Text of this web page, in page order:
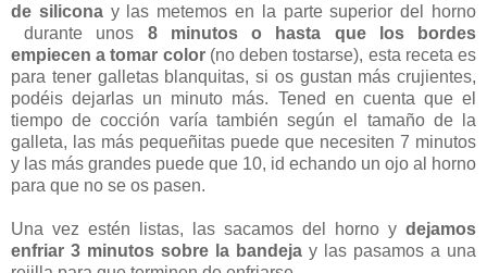
de siliconay las metemos en la parte superior del horno
durante unos 8 minutos o hasta que los bordes
empiecen a tomar color(no deben tostarse), esta receta es
para tener galletas blanquitas, si os gustan más crujientes,
podéis dejarlas un minuto más. Tened en cuenta que el
tiempo de cocción varía también según el tamaño de la
galleta, las más pequeñitas puede que necesiten 7 minutos
y las más grandes puede que 10, id echando un ojo al horno
para que no se os pasen.
Una vez estén listas, las sacamos del horno y dejamos
enfriar 3 minutos sobre la bandeja y las pasamos a una